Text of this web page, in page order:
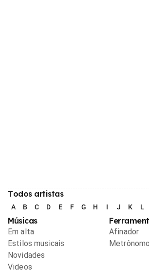
Todos artistas
A B C D E F G H I J K L
Músicas
Em alta
Estilos musicais
Novidades
Videos
Afinador
Metrônomo